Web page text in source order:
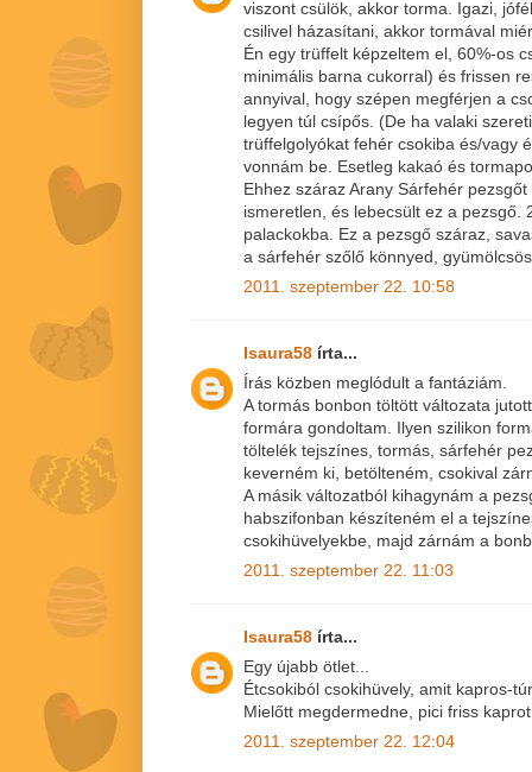
viszont csülök, akkor torma. Igazi,
csilivel házasítani, akkor tormával
Én egy trüffelt képzeltem el, 60%-os
minimális barna cukorral) és frissen
annyival, hogy szépen megférjen a
legyen túl csípős. (De ha valaki
trüffelgolyókat fehér csokiba és/vagy
vonnám be. Esetleg kakaó és
Ehhez száraz Arany Sárfehér
ismeretlen, és lebecsült ez a pezsgő.
palackokba. Ez a pezsgő száraz,
a sárfehér szőlő könnyed,
2011. szeptember 22. 10:58
Isaura58 írta...
Írás közben meglódult a fantáziám.
A tormás bonbon töltött változata
formára gondoltam. Ilyen szilikon
töltelék tejszínes, tormás, sárfehér
keverném ki, betölteném, csokival
A másik változatból kihagynám a
habszifonban készíteném el a
csokihüvelyekbe, majd zárnám a
2011. szeptember 22. 11:03
Isaura58 írta...
Egy újabb ötlet...
Étcsokiból csokihüvely, amit kapros-
Mielőtt megdermedne, pici friss
2011. szeptember 22. 12:04